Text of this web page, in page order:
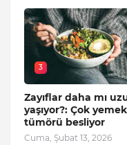
3
Zayıflar daha mı
yaşıyor?: Çok yemek
tümörü besliyor
Cuma, Şubat 13, 2026